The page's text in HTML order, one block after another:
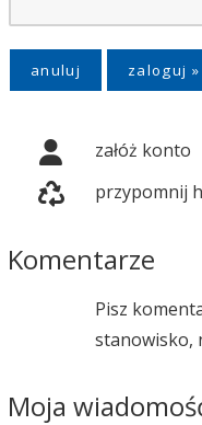
anuluj
załóż konto
przypomnij
Komentarze
Pisz
stanowisko,
Moja